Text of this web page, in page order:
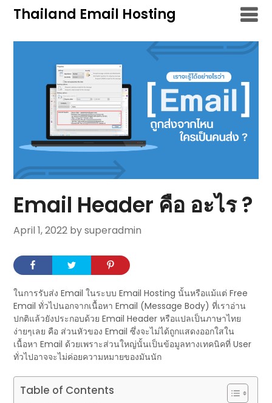
Skip
content
Thailand Email Hosting
Email Header คือ อะไร ?
April 1, 2022 by superadmin
ในการรับส่ง Email ในระบบ Email Hosting นั้นหรือแม้แต่ Free
Email ทั่วไปนอกจากเนื้อหา Email (Message Body) ที่เราอ่าน
ปกติแล้วยังประกอบด้วย Email Header หรือแปลเป็นภาษาไทย
ง่ายๆเลย คือ ส่วนหัวของ Email ซึ่งจะไม่ได้ถูกแสดงออกใสใน
เนื้อหา Email ด้วยเพราะส่วนใหญ่นั้นเป็นข้อมูลทางเทคนิคที่ User
ทั่วไปอาจจะไม่ค่อยความหมายของมันนัก
Table of Contents